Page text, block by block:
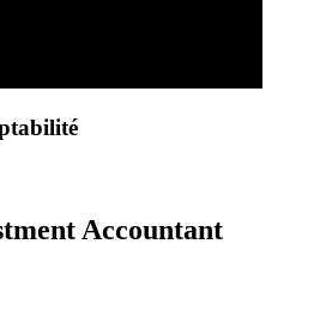
Accountant